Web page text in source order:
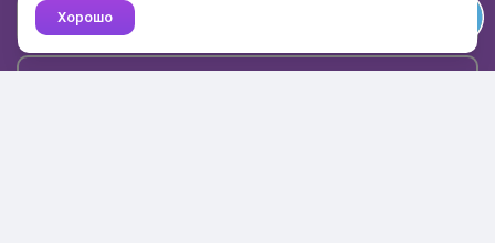
ПочтаХорошо